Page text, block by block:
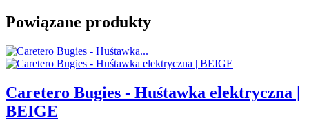
Powiązane produkty
Caretero Bugies - Huśtawka elektryczna |
BEIGE